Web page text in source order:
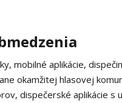
mobilné aplikácie,
okamžitej hlasovej
dispečerské aplikácie s